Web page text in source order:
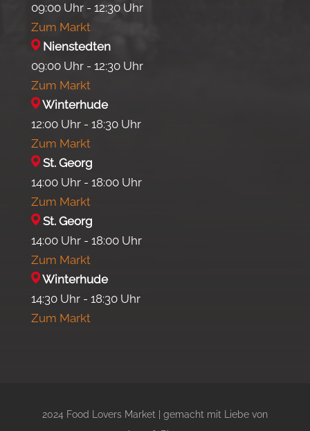
09:00 Uhr - 12:30 Uhr
Zum Markt
Nienstedten
09:00 Uhr - 12:30 Uhr
Zum Markt
Winterhude
12:00 Uhr - 18:30 Uhr
Zum Markt
St. Georg
14:00 Uhr - 18:00 Uhr
Zum Markt
St. Georg
14:00 Uhr - 18:00 Uhr
Zum Markt
Winterhude
14:30 Uhr - 18:30 Uhr
Zum Markt
2024 Food Lovers Market | gemacht mit Liebe von